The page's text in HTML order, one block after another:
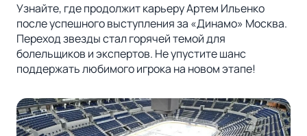
Узнайте, где продолжит карьеру Артем Ильенко
после успешного выступления за «Динамо» Москва.
Переход звезды стал горячей темой для
болельщиков и экспертов. Не упустите шанс
поддержать любимого игрока на новом этапе!